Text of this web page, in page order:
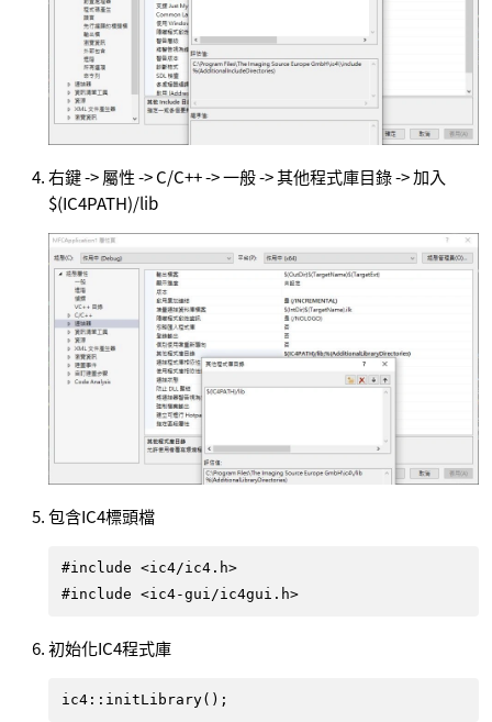
右鍵 -> 屬性 -> C/C++ -> 一般 -> 其他程式庫目錄 -> 加入
$(IC4PATH)/lib
包含IC4標頭檔
#include <ic4/ic4.h>
#include <ic4-gui/ic4gui.h>
初始化IC4程式庫
ic4::initLibrary();